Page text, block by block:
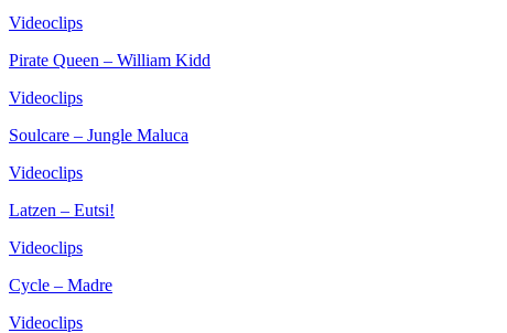
Videoclips
Pirate Queen – William Kidd
Videoclips
Soulcare – Jungle Maluca
Videoclips
Latzen – Eutsi!
Videoclips
Cycle – Madre
Videoclips